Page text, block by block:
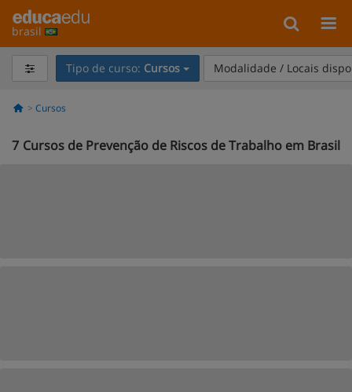
brasil
Tipo de curso: Cursos Modalidade / Locais
Cursos
7 Cursos de Prevenção de Riscos de Trabalho em Brasil